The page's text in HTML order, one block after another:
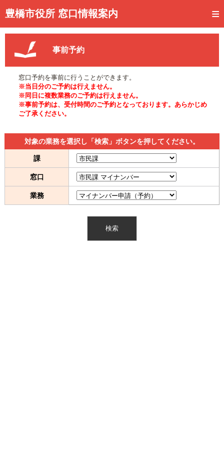
豊橋市役所 窓口情報案内
トップページ
事前予約
予約状況確認
窓口混雑状況
待ち状況確認
交付状況確認
メール通知登録
混雑予想カレンダー
事前予約
窓口予約を事前に行うことができます。
※当日分のご予約は行えません。
※同日に複数業務のご予約は行えません。
※事前予約は、受付時間のご予約となっております。あらかじめ
ご了承ください。
対象の業務を選択し「検索」ボタンを押してください。
課
窓口
業務